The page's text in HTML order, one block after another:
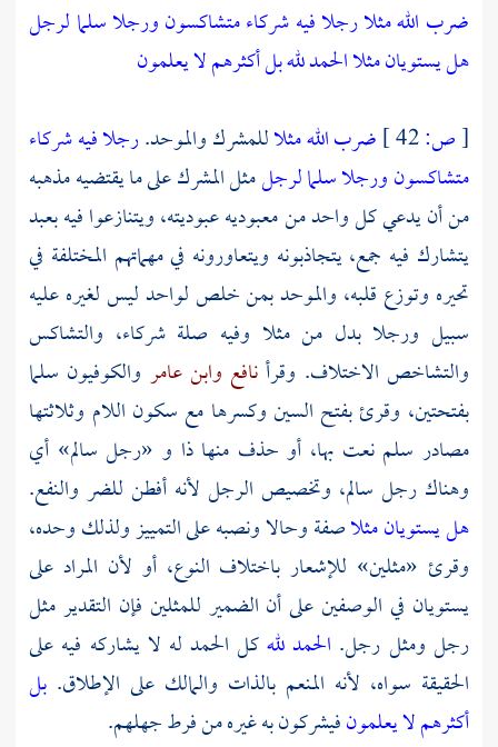
ضرب الله مثلا رجلا فيه شركاء متشاكسون ورجلا سلما لرجل
هل يستويان مثلا الحمد لله بل أكثرهم لا يعلمون
[ص: ضرب الله مثلاللمشرك والموحد.رجلا فيه شركاء
متشاكسون ورجلا سلما لرجلمثل المشرك على ما يقتضيه مذهبه
من أن يدعي كل واحد من معبوديه عبوديته، ويتنازعوا فيه بعبد
يتشارك فيه جمع، يتجاذبونه ويتعاورونه في مهماتهم المختلفة في
تحيره وتوزع قلبه، والموحد بمن خلص لواحد ليس لغيره عليه
سبيل ورجلا بدل من مثلا وفيه صلة شركاء، والتشاكس
والتشاخص الاختلاف. وقرأنافع وابن عامر والكوفيون سلما
بفتحتين، وقرئ بفتح السين وكسرها مع سكون اللام وثلاثتها
مصادر سلم نعت بها، أو حذف منها ذا و «رجل سالم» أي
وهناك رجل سالم، وتخصيص الرجل لأنه أفطن للضر والنفع.
هل يستويان مثلاصفة وحالا ونصبه على التمييز ولذلك وحده،
وقرئ «مثلين» للإشعار باختلاف النوع، أو لأن المراد على
يستويان في الوصفين على أن الضمير للمثلين فإن التقدير مثل
رجل ومثل رجل. الحمد للهكل الحمد له لا يشاركه فيه على
الحقيقة سواه، لأنه المنعم بالذات والمالك على الإطلاق. بل
أكثرهم لا يعلمونفيشركون به غيره من فرط جهلهم.